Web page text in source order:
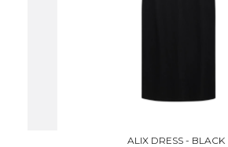
ALIX DRESS - BLACK